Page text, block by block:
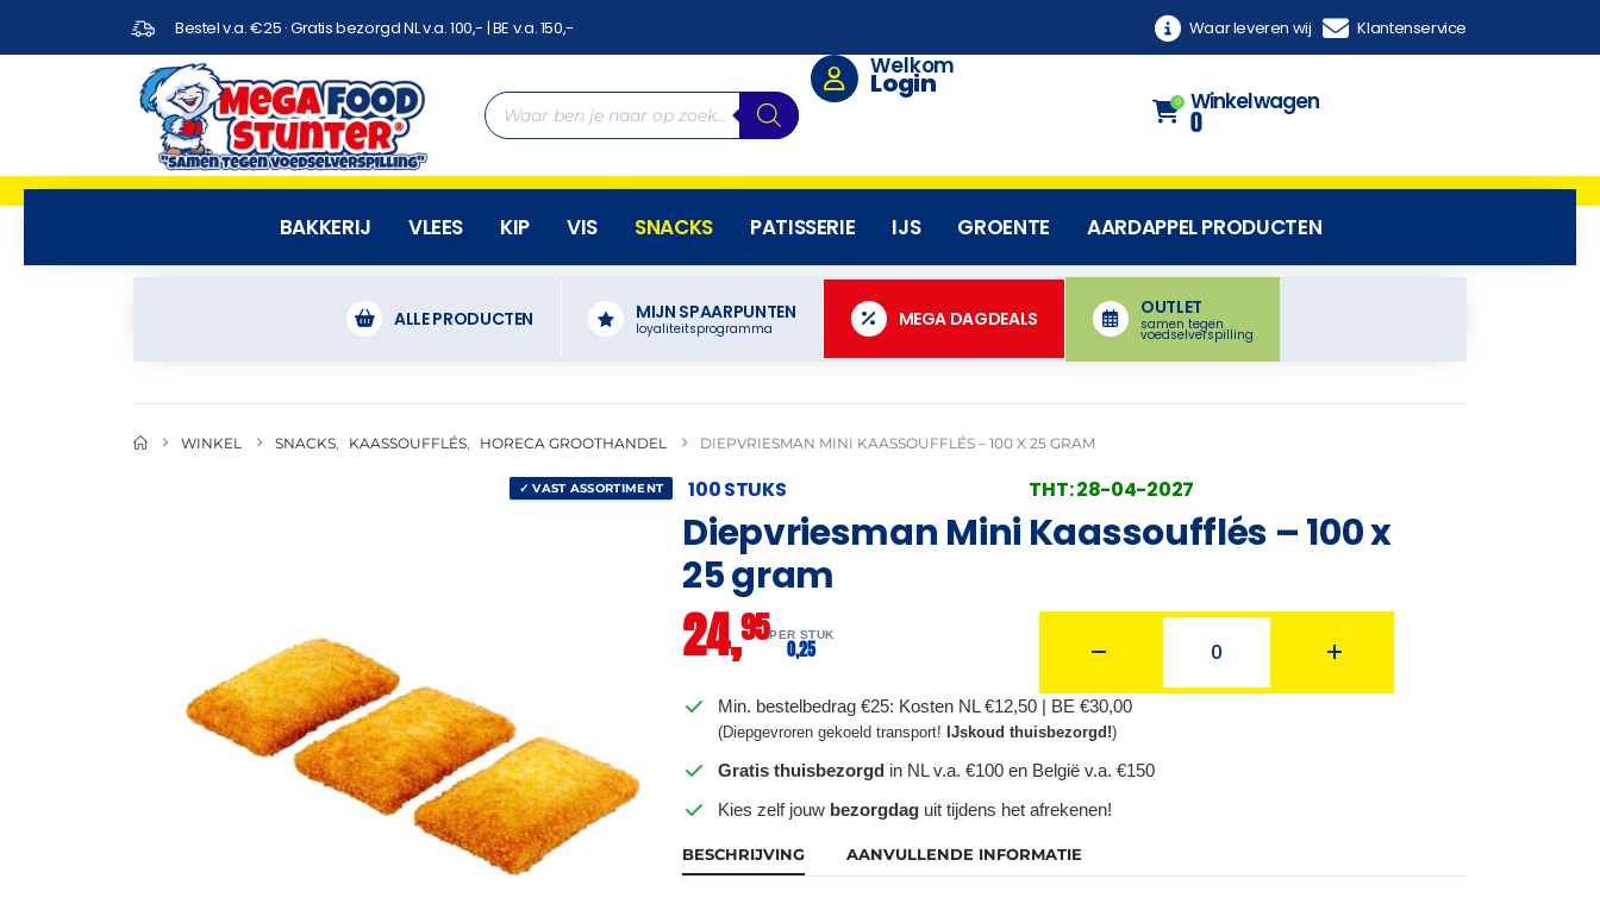
Bestel v.a. €25 · Gratis bezorgd NL v.a. 100,- | BE v.a. 150,- Waar leveren wij Klantenservice
Welkom
Login
0 Winkelwagen
0
BAKKERIJ VLEES KIP VIS SNACKS PATISSERIE IJS GROENTE AARDAPPEL PRODUCTEN
ALLE PRODUCTEN MIJN SPAARPUNTEN
loyaliteitsprogramma MEGA DAGDEALS
OUTLET
samen tegen
voedselverspilling
WINKEL SNACKS KAASSOUFFLÉS HORECA GROOTHANDEL DIEPVRIESMAN MINI KAASSOUFFLÉS – 100 X 25 GRAM
✓ VAST ASSORTIMENT 100 STUKS THT: 28-04-2027
Diepvriesman Mini Kaassoufflés – 100 x
25 gram
24,95PER STUK
0,25
Min. bestelbedrag €25: Kosten NL €12,50 | BE €30,00
(Diepgevroren gekoeld transport!IJskoud thuisbezorgd!)
Gratis thuisbezorgd in NL v.a. €100 en België v.a. €150
Kies zelf jouw bezorgdag uit tijdens het afrekenen!
BESCHRIJVING AANVULLENDE INFORMATIE